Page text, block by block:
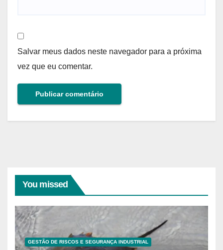
Salvar meus dados neste navegador para a próxima
vez que eu comentar.
You missed
GESTÃO DE RISCOS E SEGURANÇA INDUSTRIAL